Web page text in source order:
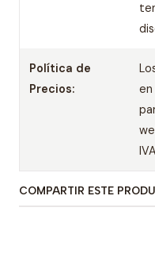
Política de
Precios:
en
COMPARTIR ESTE